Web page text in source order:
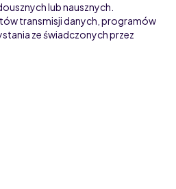
lub nausznych.
transmisji danych, programów
ze świadczonych przez